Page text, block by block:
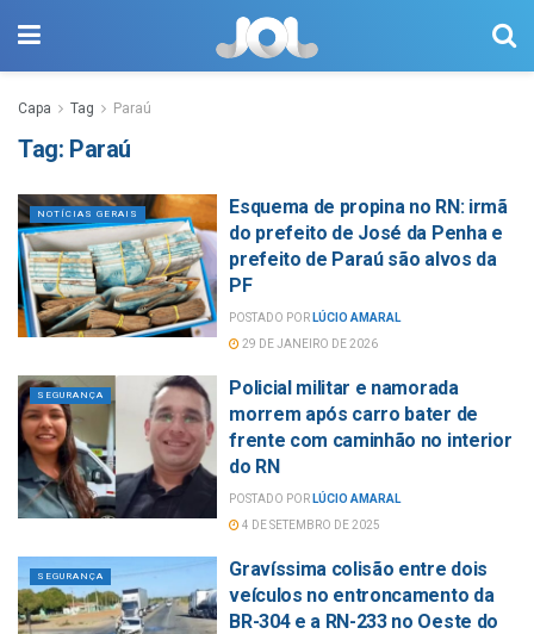
Capa Tag Paraú
Tag: Paraú
NOTÍCIAS GERAIS
Esquema de propina no RN: irmã
do prefeito de José da Penha e
prefeito de Paraú são alvos da
PF
POSTADO POR LÚCIO AMARAL
29 DE JANEIRO DE 2026
SEGURANÇA
Policial militar e namorada
morrem após carro bater de
frente com caminhão no interior
do RN
POSTADO POR LÚCIO AMARAL
4 DE SETEMBRO DE 2025
SEGURANÇA
Gravíssima colisão entre dois
veículos no entroncamento da
BR-304 e a RN-233 no Oeste do